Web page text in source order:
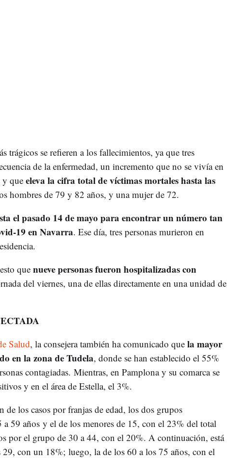
trágicos se refieren a los fallecimientos, ya que tres
de la enfermedad, un incremento que no se vivía en
y que eleva la cifra total de víctimas mortales hasta las
hombres de 79 y 82 años, y una mujer de 72.
el pasado 14 de mayo para encontrar un número tan
19 en Navarra. Ese día, tres personas murieron en
quenueve personas fueron hospitalizadas con
del viernes, una de ellas directamente en una unidad de
Salud, la consejera también ha comunicado quela mayor
en la zona de Tudela, donde se han establecido el 55%
contagiadas. Mientras, en Pamplona y su comarca se
y en el área de Estella, el 3%.
los casos por franjas de edad, los dos grupos
59 años y el de los menores de 15, con el 23% del total
por el grupo de 30 a 44, con el 20%. A continuación, está
con un 18%; luego, la de los 60 a los 75 años, con el